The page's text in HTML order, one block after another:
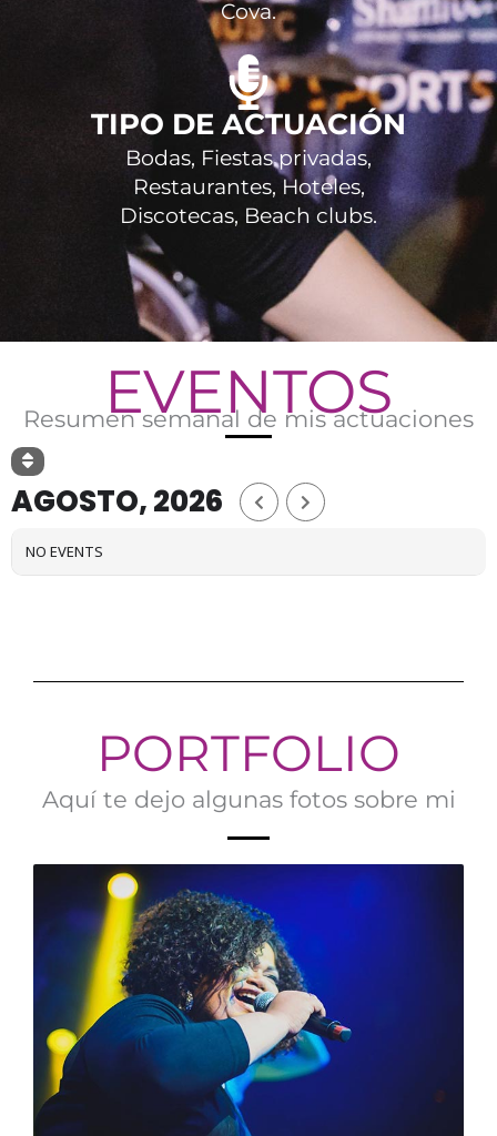
Cova.
TIPO DE ACTUACIÓN
Bodas, Fiestas privadas,
Restaurantes, Hoteles,
Discotecas, Beach clubs.
EVENTOS
Resumen semanal de mis actuaciones
AGOSTO, 2026
NO EVENTS
PORTFOLIO
Aquí te dejo algunas fotos sobre mi